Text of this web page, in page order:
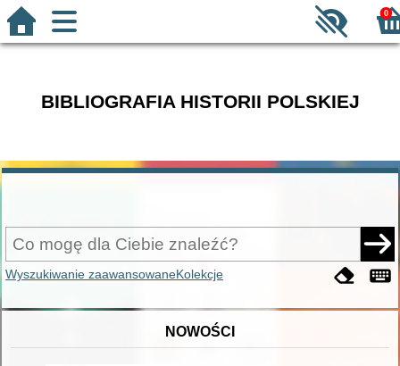
0
BIBLIOGRAFIA HISTORII POLSKIEJ
Wyszukiwanie zaawansowaneKolekcje
NOWOŚCI